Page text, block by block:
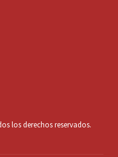
los derechos reservados.